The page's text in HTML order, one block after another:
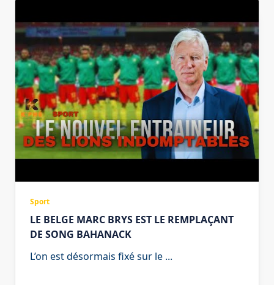
Sport
LE BELGE MARC BRYS EST LE REMPLAÇANT
DE SONG BAHANACK
L’on est désormais fixé sur le ...